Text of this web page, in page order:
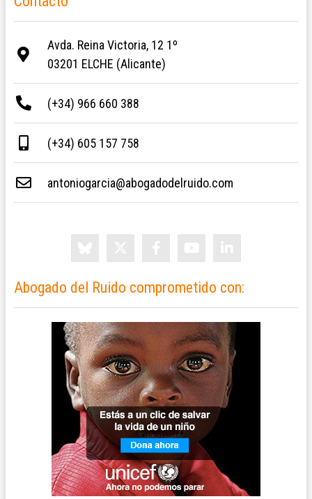
Avda. Reina Victoria, 12 1º
03201 ELCHE (Alicante)
(+34) 966 660 388
(+34) 605 157 758
antoniogarcia@abogadodelruido.com
Abogado del Ruido comprometido con: